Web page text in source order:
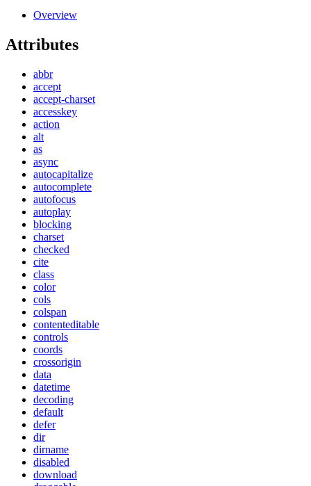
Overview
Attributes
abbr
accept
accept-charset
accesskey
action
alt
as
async
autocapitalize
autocomplete
autofocus
autoplay
blocking
charset
checked
cite
class
color
cols
colspan
contenteditable
controls
coords
crossorigin
data
datetime
decoding
default
defer
dir
dirname
disabled
download